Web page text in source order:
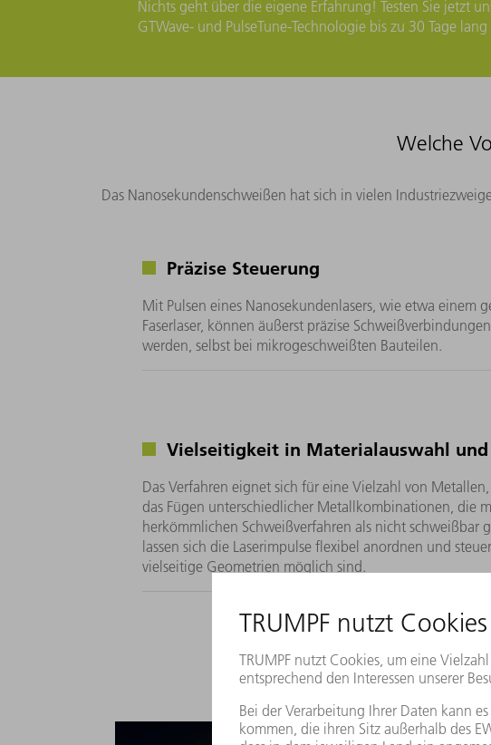
Nichts geht über die eigene Erfahrung! Testen Sie jetzt
GTWave- und PulseTune-Technologie bis zu 30 Tage
Welche
Das Nanosekundenschweißen hat sich in vielen
Präzise Steuerung
Mit Pulsen eines Nanosekundenlasers, wie etwa einem
Faserlaser, können äußerst präzise
werden, selbst bei mikrogeschweißten Bauteilen.
Vielseitigkeit in Materialauswahl
Das Verfahren eignet sich für eine Vielzahl von
das Fügen unterschiedlicher Metallkombinationen, die
herkömmlichen Schweißverfahren als nicht schweißbar
lassen sich die Laserimpulse flexibel anordnen und
vielseitige Geometrien möglich sind.
Was ist